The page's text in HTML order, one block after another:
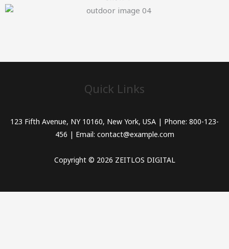
Quick Links
123 Fifth Avenue, NY 10160, New York, USA | Phone: 800-123-
456 | Email: contact@example.com
Copyright © 2026 ZEITLOS DIGITAL